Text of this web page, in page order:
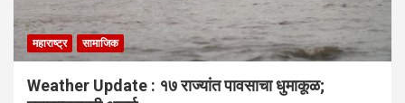
महाराष्ट्र सामाजिक
Weather Update : १७ राज्यांत पावसाचा धुमाकूळ;